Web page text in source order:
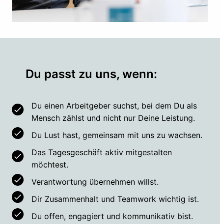
Du passt zu uns, wenn:
Du einen Arbeitgeber suchst, bei dem Du als
Mensch zählst und nicht nur Deine Leistung.
Du Lust hast, gemeinsam mit uns zu wachsen.
Das Tagesgeschäft aktiv mitgestalten
möchtest.
Verantwortung übernehmen willst.
Dir Zusammenhalt und Teamwork wichtig ist.
Du offen, engagiert und kommunikativ bist.